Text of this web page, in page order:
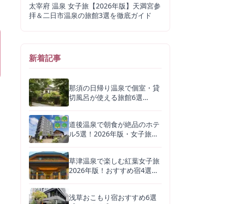
太宰府 温泉 女子旅【2026年版】天満宮参
拝＆二日市温泉の旅館3選を徹底ガイド
新着記事
那須の日帰り温泉で個室・貸
切風呂が使える旅館6選
道後温泉で朝食が絶品のホテ
ル5選！2026年版・女子旅に
草津温泉で楽しむ紅葉女子旅
2026年版！おすすめ宿4選と
浅草おこもり宿おすすめ6選